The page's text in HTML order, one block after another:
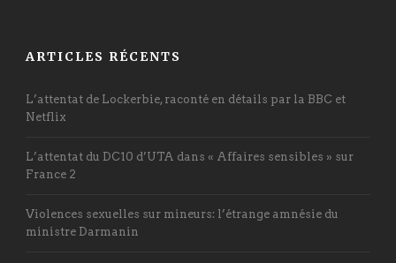
ARTICLES RÉCENTS
L’attentat de Lockerbie, raconté en détails par la BBC et
Netflix
L’attentat du DC10 d’UTA dans « Affaires sensibles » sur
France 2
Violences sexuelles sur mineurs: l’étrange amnésie du
ministre Darmanin